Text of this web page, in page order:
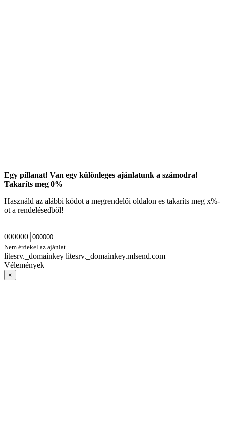
Egy pillanat! Van egy különleges ajánlatunk a számodra!
Takaríts meg 0%
Használd az alábbi kódot a megrendelői oldalon es takaríts meg x%-
ot a rendelésedből!
000000
Nem érdekel az ajánlat
litesrv._domainkey litesrv._domainkey.mlsend.com
Vélemények
×